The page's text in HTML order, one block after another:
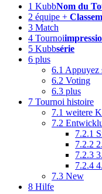
1 KubbNom du
2 équipe +
3 Match
4 Tournoi
5 Kubbsérie
6 plus
6.1 Appuyez
6.2 Voting
6.3 plus
7 Tournoi histoire
7.1 weitere
7.2
7.2.1
7.2.2
7.2.3
7.2.4
7.3 New
8 Hilfe